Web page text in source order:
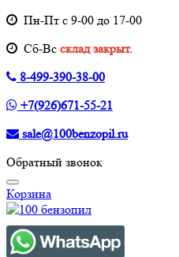
Пн-Пт с 9-00 до 17-00
Cб-Вс склад закрыт.
8-499-390-38-00
+7(926)671-55-21
sale@100benzopil.ru
Обратный звонок
Корзина